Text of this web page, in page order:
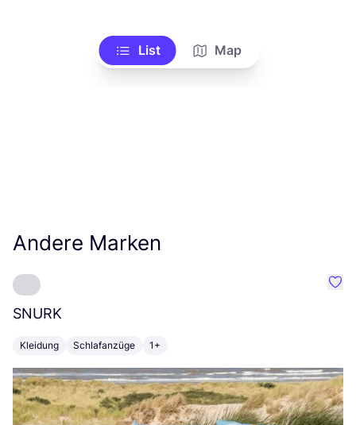
List Map
Andere Marken
SNURK
Kleidung Schlafanzüge 1+